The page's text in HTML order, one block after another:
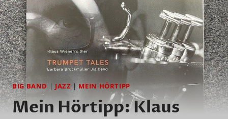
BIG BAND | JAZZ|MEIN HÖRTIPP
Mein Hörtipp: Klaus